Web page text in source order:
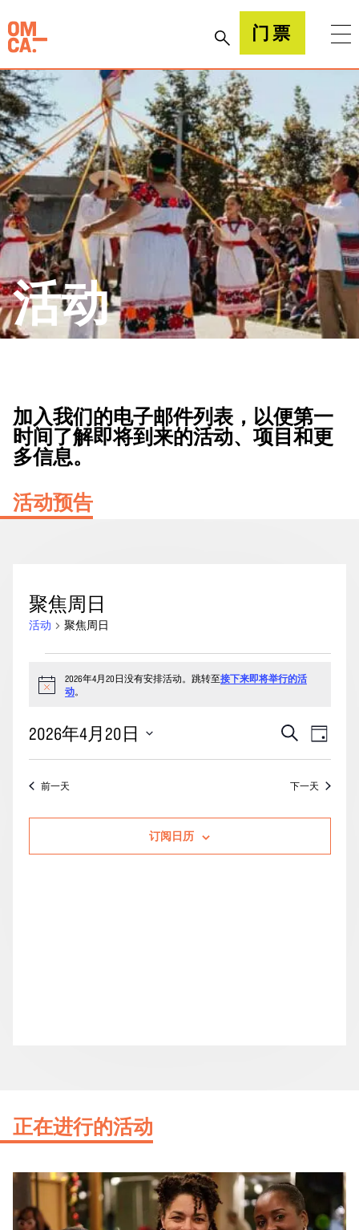
到
内
容
加州奥克兰博物馆(OMCA) 门票
活动
加入我们的电子邮件列表，以便第一
时间了解即将到来的活动、项目和更
多信息。
活动预告
聚焦周日
活动 聚焦周日
年
月
20
日
的
活
通
2026年4月20日没有安排活动。跳转至接下来即将举行的活
动。
活
动
搜
索
和
搜
事
件
视
导
天
2026年4月20日
日
前一天 下一天
订阅日历
正在进行的活动